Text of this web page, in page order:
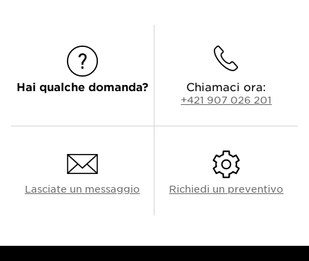
Hai qualche domanda? Chiamaci ora:
+421 907 026 201
Lasciate un messaggio Richiedi un preventivo